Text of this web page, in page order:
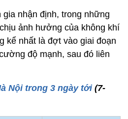
nhận định, trong những
ảnh hưởng của không khí
kể nhất là đợt vào giai đoạn
độ mạnh, sau đó liên
Nội trong 3 ngày tới(7-